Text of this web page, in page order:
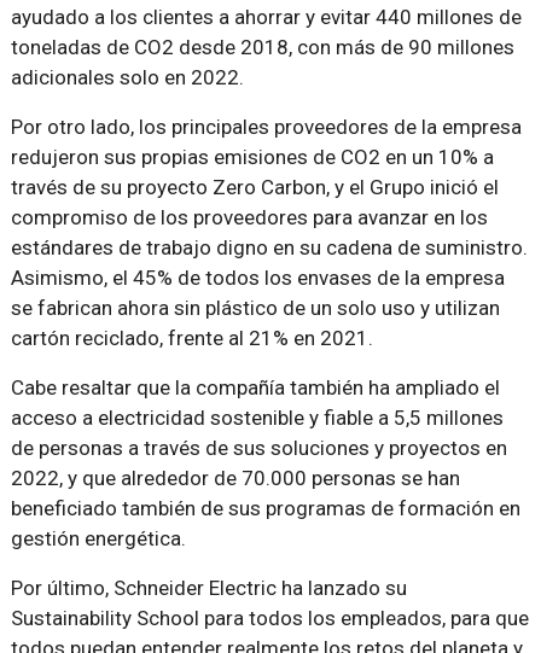
ayudado a los clientes a ahorrar y evitar 440 millones de
toneladas de CO2 desde 2018, con más de 90 millones
adicionales solo en 2022.
Por otro lado, los principales proveedores de la empresa
redujeron sus propias emisiones de CO2 en un 10% a
través de su proyecto Zero Carbon, y el Grupo inició el
compromiso de los proveedores para avanzar en los
estándares de trabajo digno en su cadena de suministro.
Asimismo, el 45% de todos los envases de la empresa
se fabrican ahora sin plástico de un solo uso y utilizan
cartón reciclado, frente al 21% en 2021.
Cabe resaltar que la compañía también ha ampliado el
acceso a electricidad sostenible y fiable a 5,5 millones
de personas a través de sus soluciones y proyectos en
2022, y que alrededor de 70.000 personas se han
beneficiado también de sus programas de formación en
gestión energética.
Por último, Schneider Electric ha lanzado su
Sustainability School para todos los empleados, para que
todos puedan entender realmente los retos del planeta y